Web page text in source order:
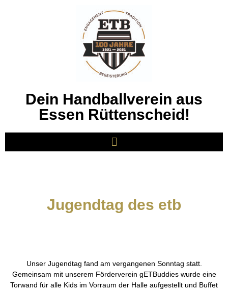
Dein Handballverein aus
Essen Rüttenscheid!
Jugendtag des etb
Unser Jugendtag fand am vergangenen Sonntag statt.
Gemeinsam mit unserem Förderverein gETBuddies wurde eine
Torwand für alle Kids im Vorraum der Halle aufgestellt und Buffet